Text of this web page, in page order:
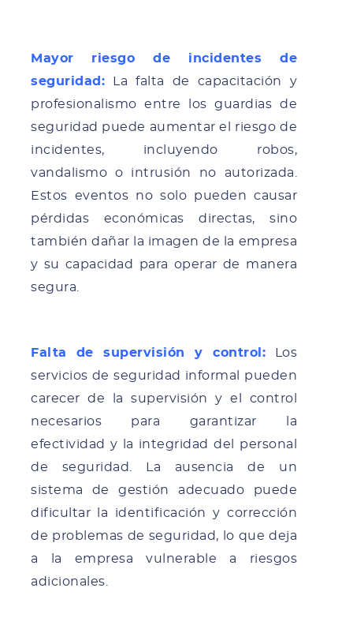
Mayor riesgo de incidentes de
seguridad: La falta de capacitación y
profesionalismo entre los guardias de
seguridad puede aumentar el riesgo de
incidentes, incluyendo robos,
vandalismo o intrusión no autorizada.
Estos eventos no solo pueden causar
pérdidas económicas directas, sino
también dañar la imagen de la empresa
y su capacidad para operar de manera
segura.
Falta de supervisión y control: Los
servicios de seguridad informal pueden
carecer de la supervisión y el control
necesarios para garantizar la
efectividad y la integridad del personal
de seguridad. La ausencia de un
sistema de gestión adecuado puede
dificultar la identificación y corrección
de problemas de seguridad, lo que deja
a la empresa vulnerable a riesgos
adicionales.